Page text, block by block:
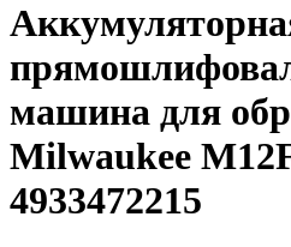
машина для
Milwaukee
4933472215